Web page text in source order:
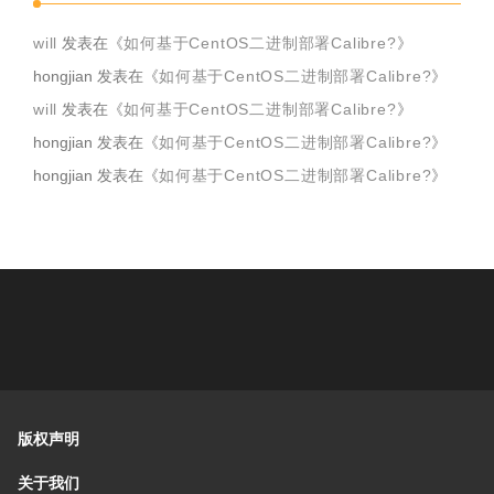
will 发表在《如何基于CentOS二进制部署Calibre?》
hongjian 发表在《如何基于CentOS二进制部署Calibre?》
will 发表在《如何基于CentOS二进制部署Calibre?》
hongjian 发表在《如何基于CentOS二进制部署Calibre?》
hongjian 发表在《如何基于CentOS二进制部署Calibre?》
版权声明
关于我们